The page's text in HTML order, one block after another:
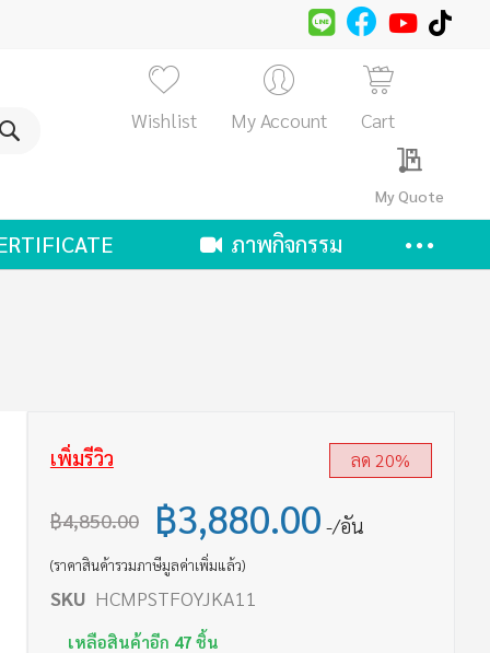
My Quote
Wishlist My Account Cart
ภาพกิจกรรม
เพิ่มรีวิว
฿4,850.00 ฿3,880.00 /อัน
ลด 20%
(ราคาสินค้ารวมภาษีมูลค่าเพิ่มแล้ว)
SKU HCMPSTFOYJKA11
เหลือสินค้าอีก 47ชิ้น